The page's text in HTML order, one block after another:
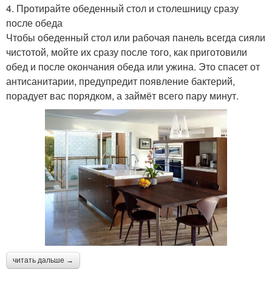
4. Протирайте обеденный стол и столешницу сразу
после обеда
Чтобы обеденный стол или рабочая панель всегда сияли
чистотой, мойте их сразу после того, как приготовили
обед и после окончания обеда или ужина. Это спасет от
антисанитарии, предупредит появление бактерий,
порадует вас порядком, а займёт всего пару минут.
читать дальше →